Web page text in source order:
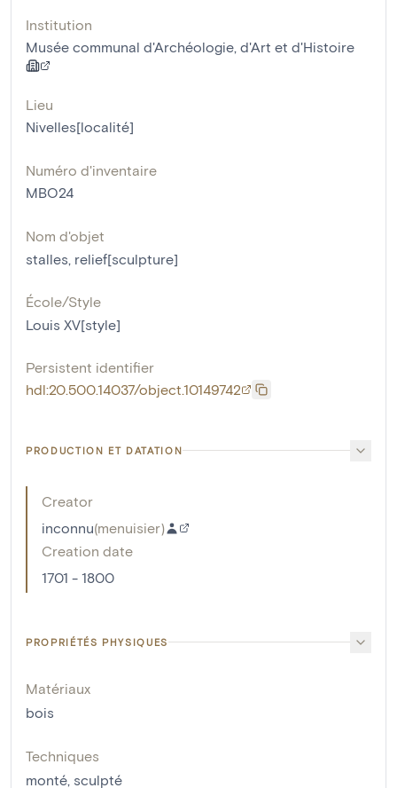
Institution
Musée communal d'Archéologie, d'Art et d'Histoire
Lieu
Nivelles[localité]
Numéro d'inventaire
MBO24
Nom d'objet
stalles relief[sculpture]
École/Style
Louis XV[style]
Persistent identifier
hdl:20.500.14037/object.10149742
PRODUCTION ET DATATION
Creator
inconnu(menuisier)
Creation date
1701 - 1800
PROPRIÉTÉS PHYSIQUES
Matériaux
bois
Techniques
monté sculpté